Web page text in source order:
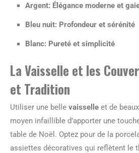
Argent: Élégance moderne et
Bleu nuit: Profondeur et sérénité
Blanc: Pureté et simplicité
La Vaisselle et les
et Tradition
Utiliser une belle vaisselle et de beaux
moyen infaillible d’apporter une
table de Noël. Optez pour de la
assiettes décoratives qui reflètent le